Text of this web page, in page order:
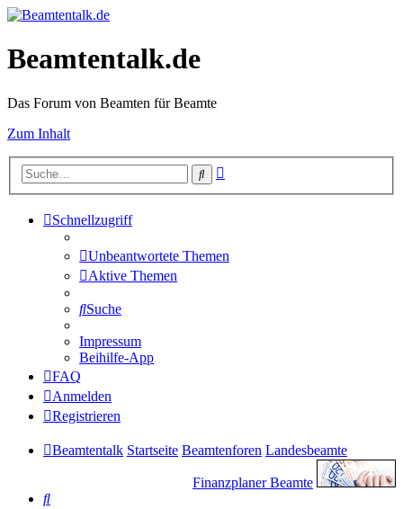
Beamtentalk.de
Das Forum von Beamten für Beamte
Zum Inhalt
Suche
Schnellzugriff
Unbeantwortete Themen
Aktive Themen
Suche
Impressum
Beihilfe-App
FAQ
Anmelden
Registrieren
Beamtentalk Startseite Beamtenforen Landesbeamte
Finanzplaner Beamte
Suche